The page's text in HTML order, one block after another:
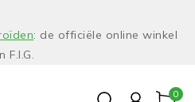
: de officiële online winkel
F.I.G.
0